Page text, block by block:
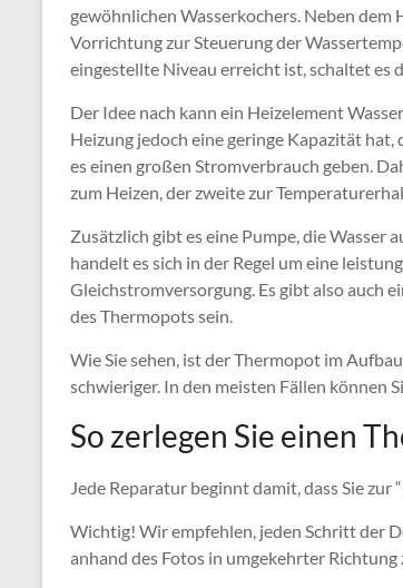
gewöhnlichen Wasserkochers. Neben
Vorrichtung zur Steuerung der
eingestellte Niveau erreicht ist, schaltet es
Der Idee nach kann ein Heizelement
Heizung jedoch eine geringe Kapazität hat,
es einen großen Stromverbrauch geben.
zum Heizen, der zweite zur
Zusätzlich gibt es eine Pumpe, die Wasser
handelt es sich in der Regel um eine
Gleichstromversorgung. Es gibt also auch
des Thermopots sein.
Wie Sie sehen, ist der Thermopot im
schwieriger. In den meisten Fällen können
So zerlegen Sie einen
Jede Reparatur beginnt damit, dass Sie zur
Wichtig! Wir empfehlen, jeden Schritt der
anhand des Fotos in umgekehrter